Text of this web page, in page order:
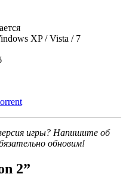
XP / Vista / 7
игры? Напишите об
обновим!
2”